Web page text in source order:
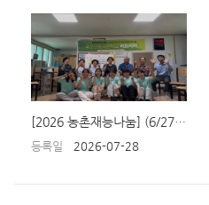
[2026 농촌재능나눔] (6/27) 2차시 국군간호사관학교 민트리트리버 치매예방 서비스 제공 활동
등록일 2026-07-28